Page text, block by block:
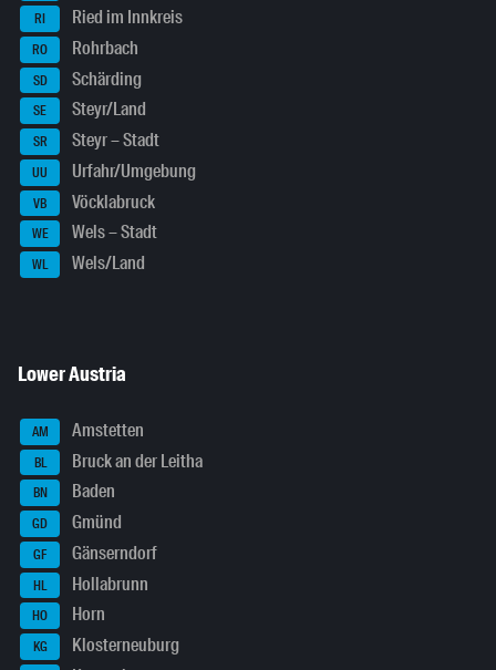
RI Ried im Innkreis
RO Rohrbach
SD Schärding
SE Steyr/Land
SR Steyr – Stadt
UU Urfahr/Umgebung
VB Vöcklabruck
WE Wels – Stadt
WL Wels/Land
Lower Austria
AM Amstetten
BL Bruck an der Leitha
BN Baden
GD Gmünd
GF Gänserndorf
HL Hollabrunn
HO Horn
KG Klosterneuburg